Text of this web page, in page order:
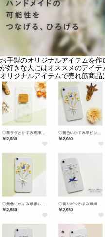
お手製のオリジナルアイテムを
が好きな人にはオススメのアイテ
オリジナルアイテムで売れ筋商品